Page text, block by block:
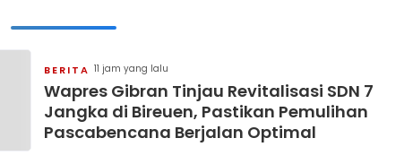
BERITA 11 jam yang lalu
Wapres Gibran Tinjau Revitalisasi SDN 7
Jangka di Bireuen, Pastikan Pemulihan
Pascabencana Berjalan Optimal